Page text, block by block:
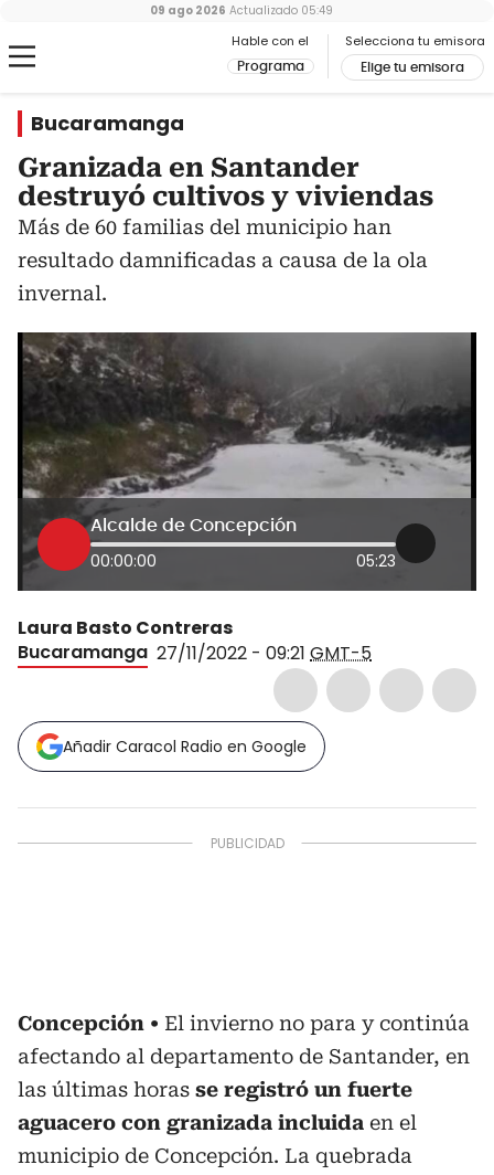
Hable con el
Programa
Selecciona tu emisora
Elige tu emisora
09 ago 2026 Actualizado 05:49
Bucaramanga
Granizada en Santander
destruyó cultivos y viviendas
Más de 60 familias del municipio han
resultado damnificadas a causa de la ola
invernal.
Alcalde de Concepción
00:00:00 05:23
Laura Basto Contreras
Bucaramanga 27/11/2022 - 09:21 GMT-5
Añadir Caracol Radio en Google
Concepción
El invierno no para y continúa
afectando al departamento de Santander, en
las últimas horas se registró un fuerte
aguacero con granizada incluida en el
municipio de Concepción. La quebrada